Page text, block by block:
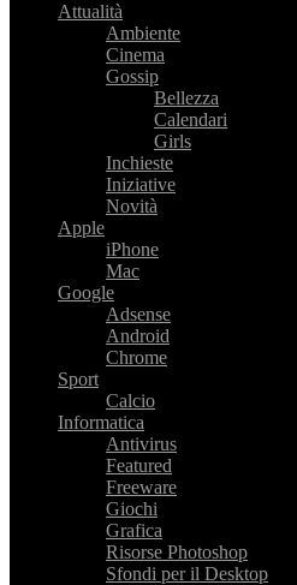
Attualità
Ambiente
Cinema
Gossip
Bellezza
Calendari
Girls
Inchieste
Iniziative
Novità
Apple
iPhone
Mac
Google
Adsense
Android
Chrome
Sport
Calcio
Informatica
Antivirus
Featured
Freeware
Giochi
Grafica
Risorse Photoshop
Sfondi per il Desktop